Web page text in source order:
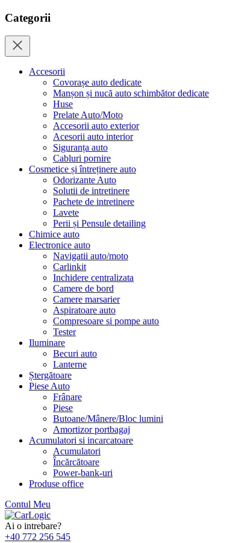
Categorii
Accesorii
Covorașe auto dedicate
Manșon și nucă auto schimbător dedicate
Huse
Prelate Auto/Moto
Accesorii auto exterior
Acesorii auto interior
Siguranța auto
Cabluri pornire
Cosmetice și întreținere auto
Odorizante Auto
Solutii de intretinere
Pachete de intretinere
Lavete
Perii și Pensule detailing
Chimice auto
Electronice auto
Navigatii auto/moto
Carlinkit
Inchidere centralizata
Camere de bord
Camere marsarier
Aspiratoare auto
Compresoare si pompe auto
Tester
Iluminare
Becuri auto
Lanterne
Ștergătoare
Piese Auto
Frânare
Piese
Butoane/Mânere/Bloc lumini
Amortizor portbagaj
Acumulatori si incarcatoare
Acumulatori
Încărcătoare
Power-bank-uri
Produse office
Contul Meu
Skip
to
content
Ai o intrebare?
+40 772 256 545